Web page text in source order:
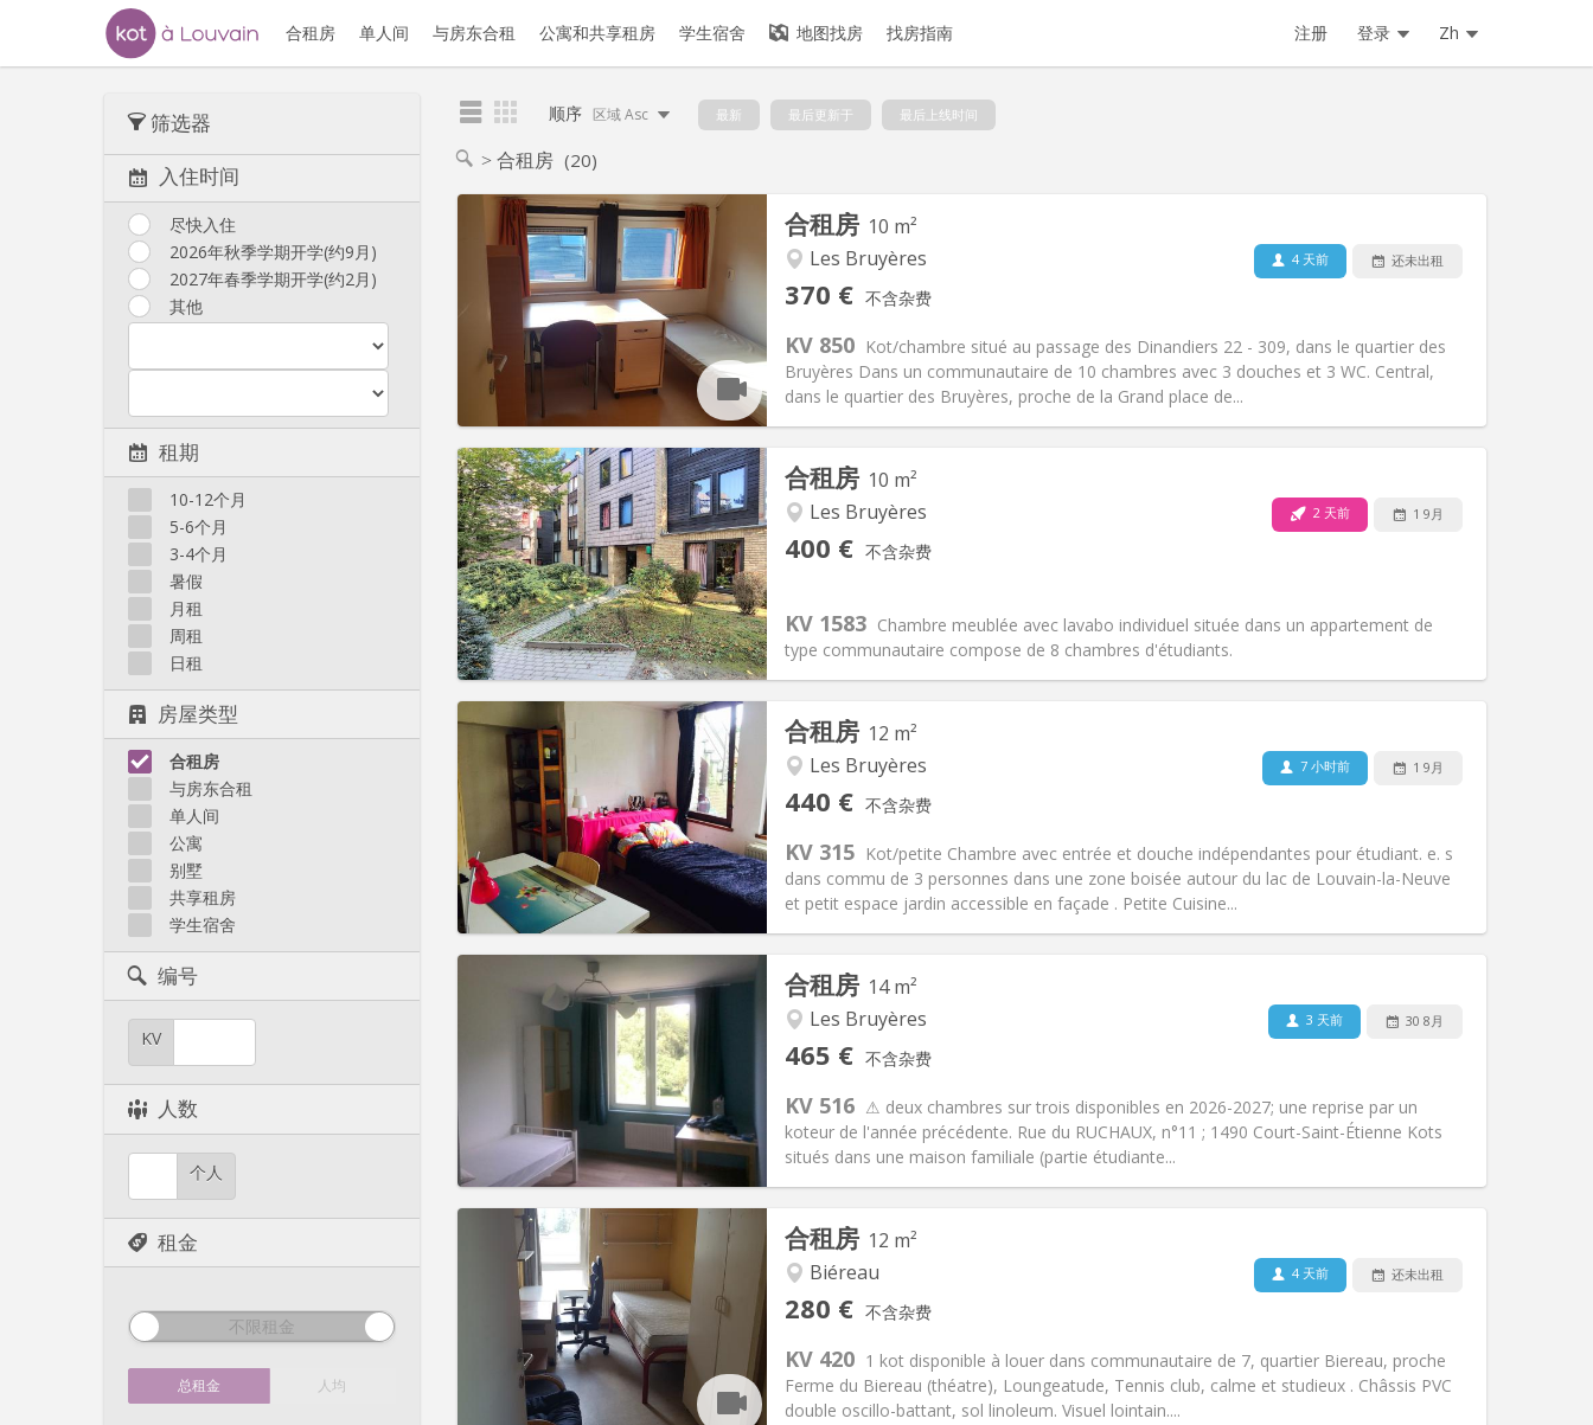
合租房 单人间 与房东合租 公寓和共享租房 学生宿舍 地图找房 找房指南 注册 登录 Zh
筛选器
入住时间
尽快入住
2026年秋季学期开学(约9月)
2027年春季学期开学(约2月)
其他
租期
10-12个月
5-6个月
3-4个月
暑假
月租
周租
日租
房屋类型
合租房
与房东合租
单人间
公寓
别墅
共享租房
学生宿舍
编号
KV
人数
个人
租金
不限租金
总租金 人均
顺序 区域 Asc 最新 最后更新于 最后上线时间
合租房 (20)
合租房 10 m²
Les Bruyères
370 € 不含杂费
4 天前 还未出租
KV 850 Kot/chambre situé au passage des Dinandiers 22 - 309, dans le quartier des
Bruyères Dans un communautaire de 10 chambres avec 3 douches et 3 WC. Central,
dans le quartier des Bruyères, proche de la Grand place de...
实用信息
租金: 370 €
水电费:5 €
租期: 暑假
住房登记:否
布局
浴室:共用
面积:10 m2
其他
氛围:社区氛围, 安静, 学习氛围, 温馨
合租房 10 m²
Les Bruyères
400 € 不含杂费
2 天前 1 9月
KV 1583 Chambre meublée avec lavabo individuel située dans un appartement de
type communautaire compose de 8 chambres d'étudiants.
实用信息
租金:400 €
水电费:60 €
租期:12个月
住房登记:否
布局
面积:10 m2
其他
合租房 12 m²
Les Bruyères
440 € 不含杂费
7 小时前 1 9月
KV 315 Kot/petite Chambre avec entrée et douche indépendantes pour étudiant. e. s
dans commu de 3 personnes dans une zone boisée autour du lac de Louvain-la-Neuve
et petit espace jardin accessible en façade . Petite Cuisine...
实用信息
租金:440 €
水电费:60 €
租期: 12个月
住房登记:否
布局
浴室:独立
面积:12 m2
其他
氛围:温馨, 社区氛围, 安静
合租房 14 m²
Les Bruyères
465 € 不含杂费
3 天前 30 8月
KV 516 ⚠ deux chambres sur trois disponibles en 2026-2027; une reprise par un
koteur de l'année précédente. Rue du RUCHAUX, n°11 ; 1490 Court-Saint-Étienne Kots
situés dans une maison familiale (partie étudiante...
实用信息
85 €
布局
浴室:共用
面积:14 m2
其他
氛围:安静, 学习氛围, 温馨
合租房 12 m²
Biéreau
280 € 不含杂费
4 天前 还未出租
KV 420 1 kot disponible à louer dans communautaire de 7, quartier Biereau, proche
Ferme du Biereau (théatre), Loungeatude, Tennis club, calme et studieux . Châssis PVC
double oscillo-battant, sol linoleum. Visuel lointain....
实用信息
280 €
水电费: 10 €
暑假, 月租
住房登记: 否
布局
浴室:共用
面积:12 m2
其他
氛围:社区氛围, 安静, 学习氛围